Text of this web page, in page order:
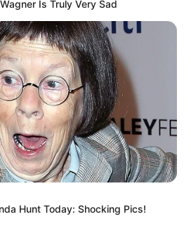
Is Truly Very Sad
Hunt Today: Shocking Pics!